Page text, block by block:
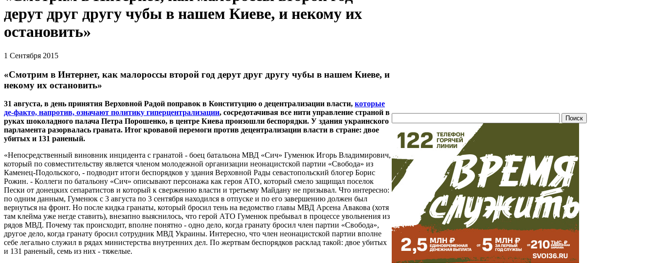
дерут друг другу чубы в нашем Киеве, и некому их
остановить»
1 Сентября 2015
«Смотрим в Интернет, как малороссы второй год дерут друг другу чубы в нашем Киеве, и
некому их остановить»
31 августа, в день принятия Верховной Радой поправок в Конституцию о децентрализации власти, которые
де-факто, напротив, означают политику гиперцентрализации, сосредотачивая все нити управление страной в
руках шоколадного палача Петра Порошенко, в центре Киева произошли беспорядки. У здания украинского
парламента разорвалась граната. Итог кровавой перемоги против децентрализации власти в стране: двое
убитых и 131 раненый.
«Непосредственный виновник инцидента с гранатой - боец батальона МВД «Сич» Гуменюк Игорь Владимирович,
который по совместительству является членом молодежной организации неонацистской партии «Свобода» из
Каменец-Подольского, - подводит итоги беспорядков у здания Верховной Рады севастопольский блогер Борис
Рожин. - Коллеги по батальону «Сич» описывают персонажа как героя АТО, который смело защищал поселок
Пески от донецких сепаратистов и который к свержению власти и третьему Майдану не призывал. Что интересно:
по одним данным, Гуменюк с 3 августа по 3 сентября находился в отпуске и по его завершению должен был
вернуться на фронт. Но после кидка гранаты, который бросил тень на ведомство главы МВД Арсена Авакова (хотя
там клейма уже негде ставить), внезапно выяснилось, что герой АТО Гуменюк пребывал в процессе увольнения из
рядов МВД. Почему так происходит, вполне понятно - одно дело, когда гранату бросил член партии «Свобода»,
другое дело, когда гранату бросил сотрудник МВД Украины. Интересно, что член неонацистской партии вполне
себе легально служил в рядах министерства внутренних дел. По жертвам беспорядков расклад такой: двое убитых
и 131 раненый, семь из них - тяжелые.